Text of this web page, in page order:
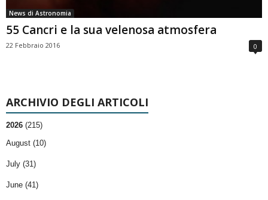
News di Astronomia
55 Cancri e la sua velenosa atmosfera
22 Febbraio 2016 0
ARCHIVIO DEGLI ARTICOLI
2026 (215)
August (10)
July (31)
June (41)